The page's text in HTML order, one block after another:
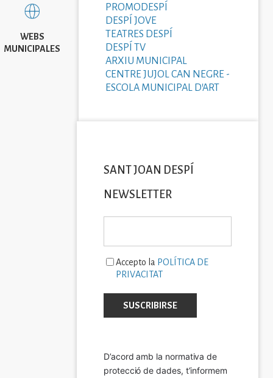
WEBS
MUNICIPALES
PROMODESPÍ
DESPÍ JOVE
TEATRES DESPÍ
DESPÍ TV
ARXIU MUNICIPAL
CENTRE JUJOL CAN NEGRE -
ESCOLA MUNICIPAL D'ART
SANT JOAN DESPÍ
NEWSLETTER
Accepto la POLÍTICA DE
PRIVACITAT
D’acord amb la normativa de
protecció de dades, t’informem